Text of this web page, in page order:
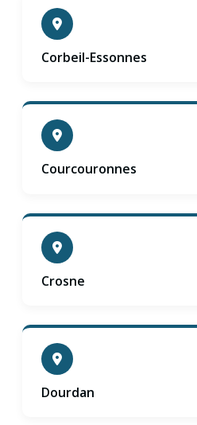
Corbeil-Essonnes
Courcouronnes
Crosne
Dourdan